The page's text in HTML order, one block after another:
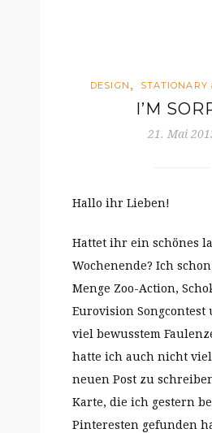
DESIGN , STATIONARY
I’M
21. Mai
Hallo ihr Lieben!
Hattet ihr ein schönes
Wochenende? Ich
Menge Zoo-Action,
Eurovision Songcontest
viel bewusstem
hatte ich auch nicht
neuen Post zu
Karte, die ich gestern
Pinteresten gefunden